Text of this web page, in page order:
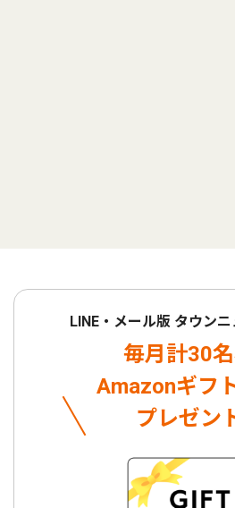
LINE・メール版 タウン
毎月計30
Amazonギフ
プレゼン